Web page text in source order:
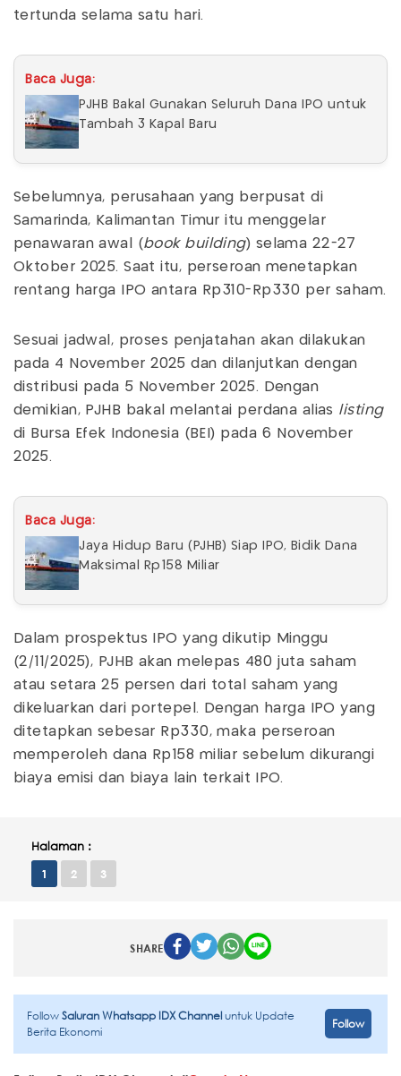
tertunda selama satu hari.
Baca Juga:
PJHB Bakal Gunakan Seluruh Dana IPO untuk
Tambah 3 Kapal Baru
Sebelumnya, perusahaan yang berpusat di
Samarinda, Kalimantan Timur itu menggelar
penawaran awal (book building) selama 22-27
Oktober 2025. Saat itu, perseroan menetapkan
rentang harga IPO antara Rp310-Rp330 per saham.
Sesuai jadwal, proses penjatahan akan dilakukan
pada 4 November 2025 dan dilanjutkan dengan
distribusi pada 5 November 2025. Dengan
demikian, PJHB bakal melantai perdana alias listing
di Bursa Efek Indonesia (BEI) pada 6 November
2025.
Baca Juga:
Jaya Hidup Baru (PJHB) Siap IPO, Bidik Dana
Maksimal Rp158 Miliar
Dalam prospektus IPO yang dikutip Minggu
(2/11/2025), PJHB akan melepas 480 juta saham
atau setara 25 persen dari total saham yang
dikeluarkan dari portepel. Dengan harga IPO yang
ditetapkan sebesar Rp330, maka perseroan
memperoleh dana Rp158 miliar sebelum dikurangi
biaya emisi dan biaya lain terkait IPO.
Halaman :
1 2 3
SHARE
FollowSaluran Whatsapp IDX Channeluntuk Update
Berita Ekonomi
Follow